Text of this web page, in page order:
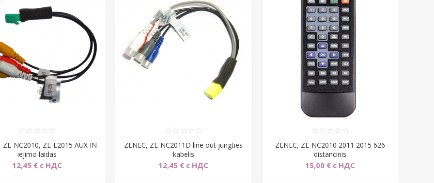
ZE-NC2010, ZE-E2015 AUX IN
iejimo laidas
12,45 € с НДС
ZENEC, ZE-NC2011D line out jungties
kabelis
12,45 € с НДС
ZENEC, ZE-NC2010 2011 2015 626
distancinis
15,00 € с НДС